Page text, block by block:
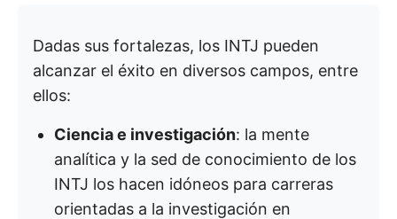
Dadas sus fortalezas, los INTJ pueden
alcanzar el éxito en diversos campos, entre
ellos:
Ciencia e investigación: la mente
analítica y la sed de conocimiento de los
INTJ los hacen idóneos para carreras
orientadas a la investigación en